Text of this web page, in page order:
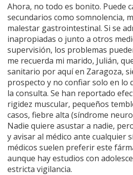
Ahora, no todo es bonito. Puede
secundarios como somnolencia,
malestar gastrointestinal. Si se
inapropiadas o junto a otros
supervisión, los problemas
me recuerda mi marido, Julián,
sanitario por aquí en Zaragoza,
prospecto y no confiar solo en lo
la consulta. Se han reportado
rigidez muscular, pequeños
casos, fiebre alta (síndrome
Nadie quiere asustar a nadie,
y avisar al médico ante cualquier
médicos suelen preferir este
aunque hay estudios con
estricta vigilancia.